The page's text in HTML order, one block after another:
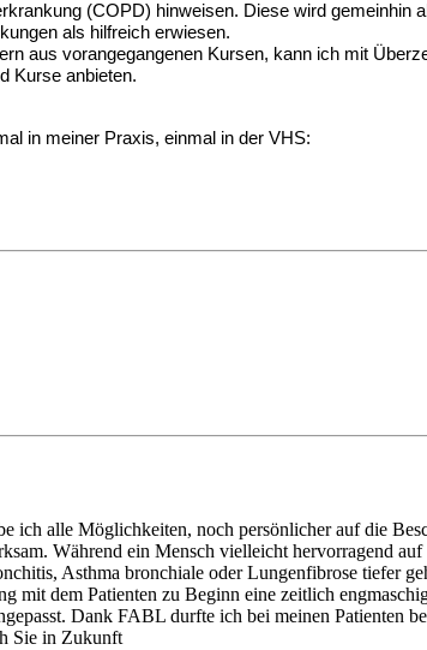
(COPD) hinweisen. Diese wird gemeinhin
als hilfreich erwiesen.
aus vorangegangenen Kursen, kann ich mit
Kurse anbieten.
in meiner Praxis, einmal in der VHS:
ich alle Möglichkeiten, noch persönlicher auf die
Während ein Mensch vielleicht hervorragend
Asthma bronchiale oder Lungenfibrose tiefer
dem Patienten zu Beginn eine zeitlich
Dank FABL durfte ich bei meinen Patienten
Sie in Zukunft